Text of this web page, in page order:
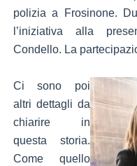
polizia a Frosinone.
l’iniziativa alla
Condello. La
Ci sono poi
altri dettagli da
chiarire in
questa storia.
Come quello